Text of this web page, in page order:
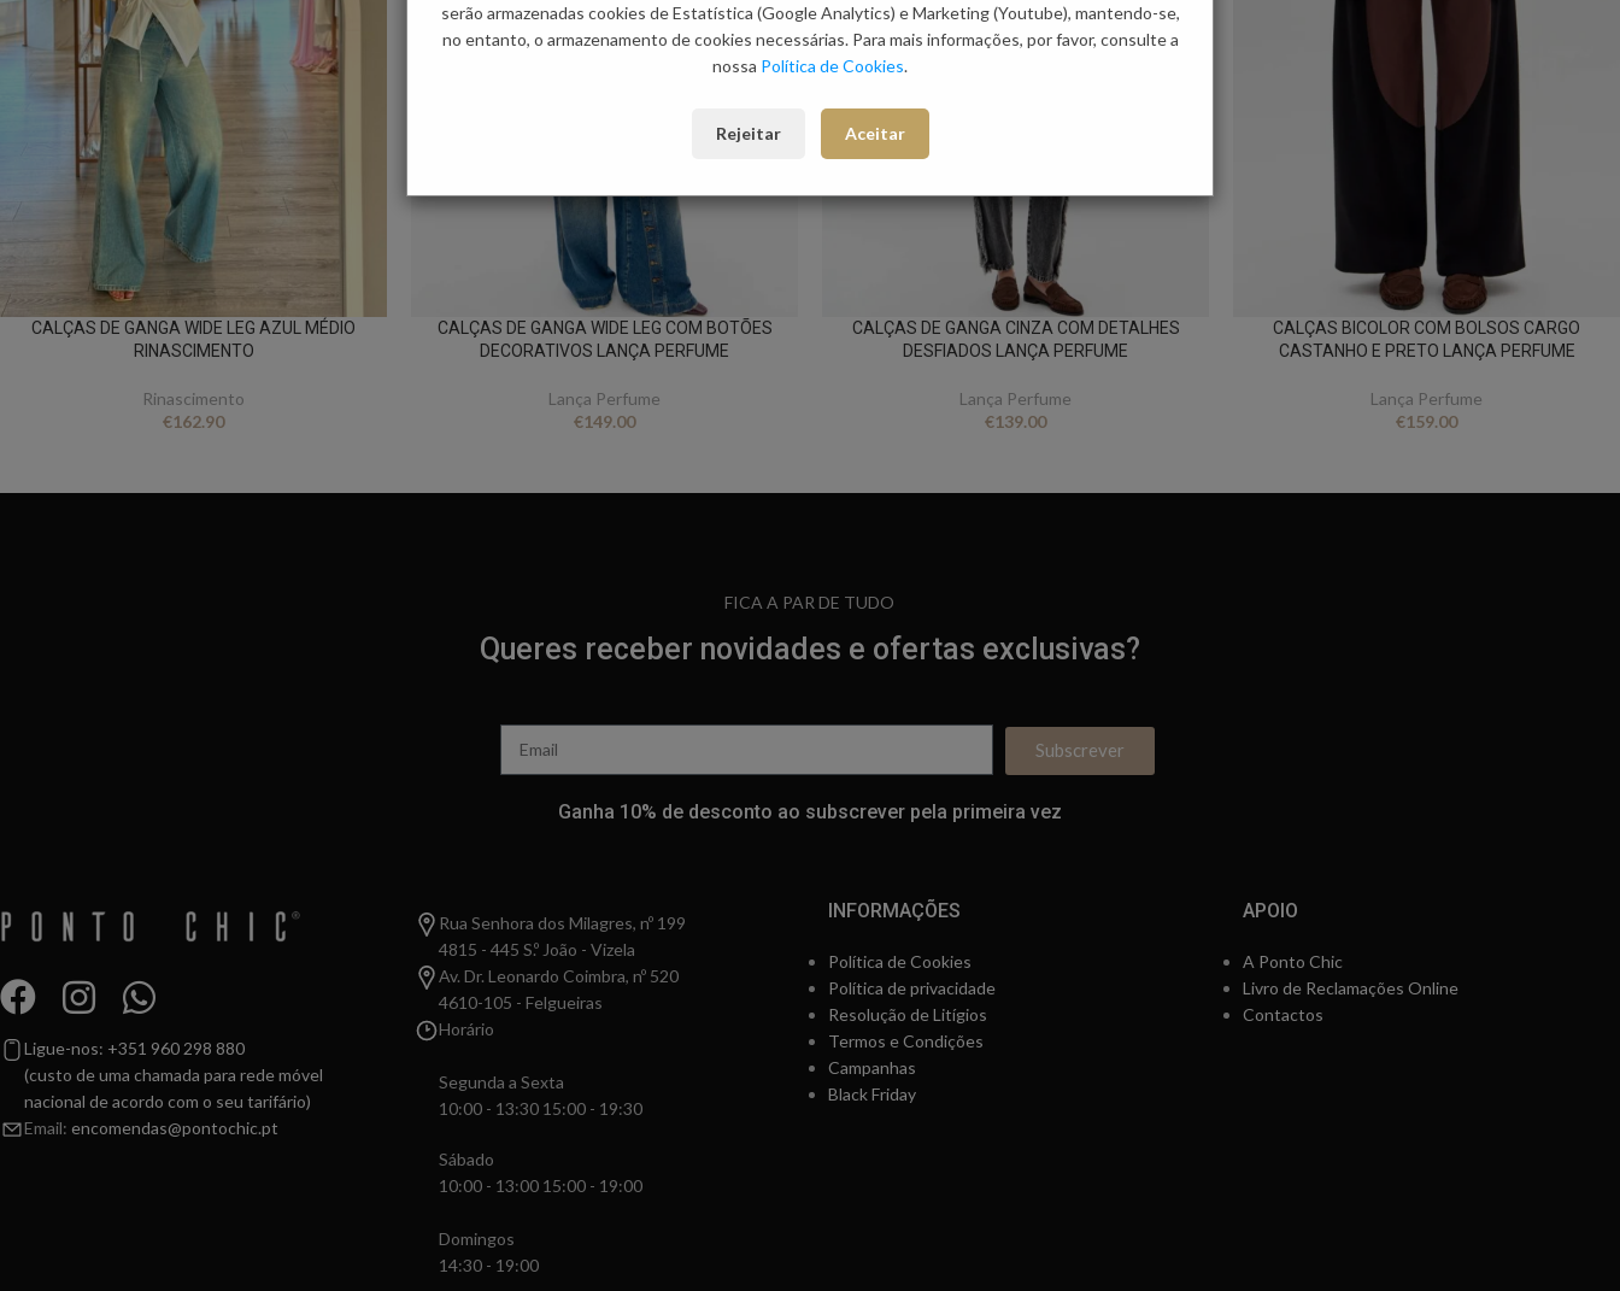
CALÇAS DE GANGA WIDE LEG AZUL MÉDIO
RINASCIMENTO
Rinascimento
€162.90
CALÇAS DE GANGA WIDE LEG COM BOTÕES
DECORATIVOS LANÇA PERFUME
Lança Perfume
€149.00
CALÇAS DE GANGA CINZA COM DETALHES
DESFIADOS LANÇA PERFUME
Lança Perfume
€139.00
CALÇAS BICOLOR COM BOLSOS CARGO
CASTANHO E PRETO LANÇA PERFUME
Lança Perfume
€159.00
FICA A PAR DE TUDO
Queres receber novidades e ofertas exclusivas?
Subscrever
Ganha 10% de desconto ao subscrever pela primeira vez
Ligue-nos: +351 960 298 880
(custo de uma chamada para rede móvel
nacional de acordo com o seu tarifário)
Email: encomendas@pontochic.pt
Rua Senhora dos Milagres, nº 199
4815 - 445 S.º João - Vizela
Av. Dr. Leonardo Coimbra, nº 520
4610-105 - Felgueiras
Horário
Segunda a Sexta
10:00 - 13:30 15:00 - 19:30
Sábado
10:00 - 13:00 15:00 - 19:00
Domingos
14:30 - 19:00
INFORMAÇÕES
Política de Cookies
Política de privacidade
Resolução de Litígios
Termos e Condições
Campanhas
Black Friday
APOIO
A Ponto Chic
Livro de Reclamações Online
Contactos
serão armazenadas cookies de Estatística (Google Analytics) e Marketing (Youtube), mantendo-se,
no entanto, o armazenamento de cookies necessárias. Para mais informações, por favor, consulte a
nossa Política de Cookies.
Rejeitar Aceitar